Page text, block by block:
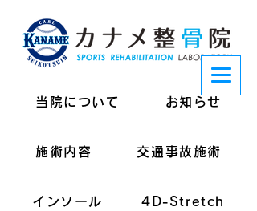
当院について お知らせ
施術内容 交通事故施術
インソール 4D-Stretch